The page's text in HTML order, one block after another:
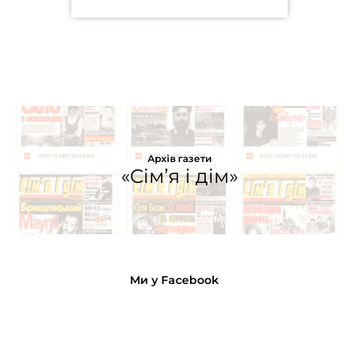
Архів газети
«Сім’я і дім»
Ми у Facebook